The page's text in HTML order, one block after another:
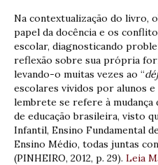
Na contextualização do livro,
papel da docência e os
escolar, diagnosticando
reflexão sobre sua própria
levando-o muitas vezes ao “
escolares vividos por alunos
lembrete se refere à mudança
de educação brasileira, visto
Infantil, Ensino Fundamental
Ensino Médio, todas juntas
(PINHEIRO, 2012, p. 29). Leia